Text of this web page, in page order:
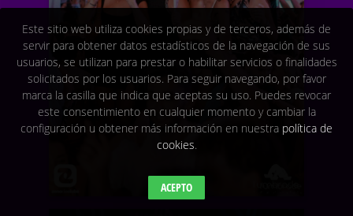
Este sitio web utiliza cookies propias y de terceros, además de
servir para obtener datos estadísticos de la navegación de sus
usuarios, se utilizan para prestar o habilitar servicios o finalidades
solicitados por los usuarios. Para seguir navegando, por favor
marca la casilla que indica que aceptas su uso. Puedes revocar
este consentimiento en cualquier momento y cambiar la
configuración u obtener más información en nuestra política de
cookies.
ACEPTO